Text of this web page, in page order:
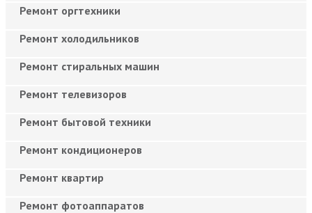
Ремонт оргтехники
Ремонт холодильников
Ремонт стиральных машин
Ремонт телевизоров
Ремонт бытовой техники
Ремонт кондиционеров
Ремонт квартир
Ремонт фотоаппаратов